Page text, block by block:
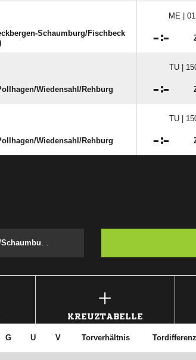
ME |
Schaumburg/​Fischbeck
:
TU |
​Wiedensahl/​Rehburg :
TU |
​Wiedensahl/​Rehburg :
Staffel B
KREUZTABELLE
G U V Torverhältnis Tordifferenz